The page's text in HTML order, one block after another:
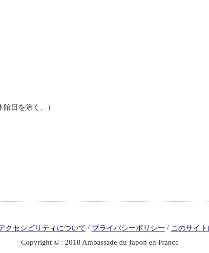
館日を除く。）
クセシビリティについて / プライバシーポリシー / このサイ
Copyright © : 2018 Ambassade du Japon en France